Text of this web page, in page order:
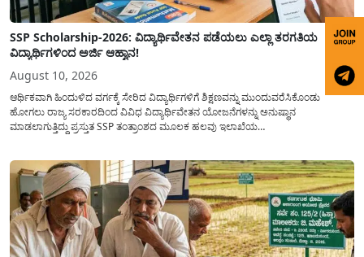
SSP Scholarship-2026: ವಿದ್ಯಾರ್ಥಿವೇತನ ಪಡೆಯಲು ಎಲ್ಲಾ ತರಗತಿಯ
ವಿದ್ಯಾರ್ಥಿಗಳಿಂದ ಅರ್ಜಿ ಆಹ್ವಾನ!
August 10, 2026
ಆರ್ಥಿಕವಾಗಿ ಹಿಂದುಳಿದ ವರ್ಗಕ್ಕೆ ಸೇರಿದ ವಿದ್ಯಾರ್ಥಿಗಳಿಗೆ ಶಿಕ್ಷಣವನ್ನು ಮುಂದುವರೆಸಿಕೊಂಡು
ಹೋಗಲು ರಾಜ್ಯ ಸರಕಾರದಿಂದ ವಿವಿಧ ವಿದ್ಯಾರ್ಥಿವೇತನ ಯೋಜನೆಗಳನ್ನು ಅನುಷ್ಥಾನ
ಮಾಡಲಾಗುತ್ತಿದ್ದು ಪ್ರಸ್ತುತ SSP ತಂತ್ರಾಂಶದ ಮೂಲಕ ಹಲವು ಇಲಾಖೆಯ
ವಿದ್ಯಾರ್ಥಿವೇತನವನ್ನು(Scholarship Application) ಪಡೆಯಲು ವಿದ್ಯಾರ್ಥಿಗಳಿಗೆ ಅರ್ಜಿ ಸಲ್ಲಿಸಲು
ಸರಳ...